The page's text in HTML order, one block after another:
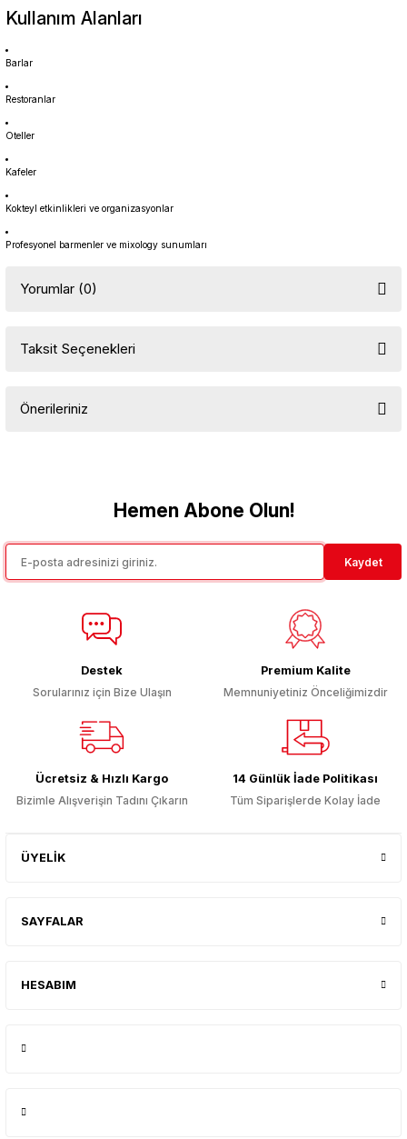
Kullanım Alanları
Barlar
Restoranlar
Oteller
Kafeler
Kokteyl etkinlikleri ve organizasyonlar
Profesyonel barmenler ve mixology sunumları
Yorumlar (0)
Taksit Seçenekleri
Önerileriniz
Görüş ve önerileriniz için teşekkür ederiz.
Ürün resmi kalitesiz, bozuk veya görüntülenemiyor.
Ürün fiyatı diğer sitelerden daha pahalı.
Hemen Abone Olun!
Kaydet
Destek
Sorularınız için Bize Ulaşın
Premium Kalite
Memnuniyetiniz Önceliğimizdir
Ücretsiz & Hızlı Kargo
Bizimle Alışverişin Tadını Çıkarın
14 Günlük İade Politikası
Tüm Siparişlerde Kolay İade
ÜYELİK
SAYFALAR
HESABIM